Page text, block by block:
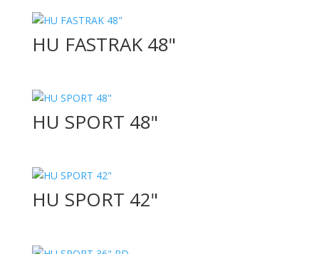
HU FASTRAK 48"
HU SPORT 48"
HU SPORT 42"